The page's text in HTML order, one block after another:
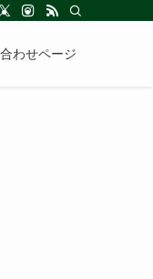
わせページ